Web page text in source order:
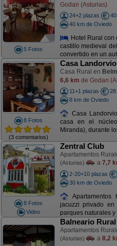
5 Fotos
Godan (Asturias)
24+2 plazas
40 km de Oviedo
Hotel Rural con
castillo medieval
convertido en un
8 Fotos
(3 comentarios)
Casa Landorvio
Casa Rural en
6,6 km de Godan
11+1 plazas
28
8 km de Oviedo
Casa
casa en el
Miranda), durante
8 Fotos
Video
Zentral Club
Apartamentos
(Asturias) a 7,7
2-20+10 plazas
30 km de Oviedo
Apartamentos
jacuzzi privado
parques naturales y
Balneario
Apartamentos
(Asturias) a 8,2